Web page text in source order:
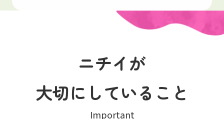
ニチイが
大切にしていること
Important